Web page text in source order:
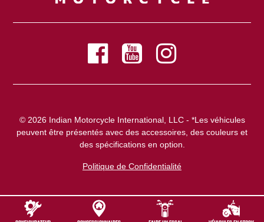
© 2026 Indian Motorcycle International, LLC - *Les véhicules
peuvent être présentés avec des accessoires, des couleurs et
des spécifications en option.
Politique de Confidentialité